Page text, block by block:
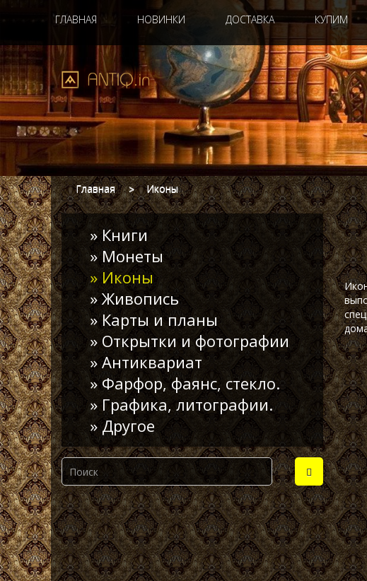
ГЛАВНАЯ НОВИНКИ ДОСТАВКА КУПИМ
Главная Иконы
» Книги
» Монеты
» Иконы
» Живопись
» Карты и планы
» Открытки и фотографии
» Антиквариат
» Фарфор, фаянс, стекло.
» Графика, литографии.
» Другое